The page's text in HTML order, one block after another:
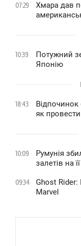
07:29
Хмара дав
10:39
Потужний
Японію
18:43
Відпочинок
як
10:09
Румунія
залетів на
09:34
Ghost Rider:
Marvel